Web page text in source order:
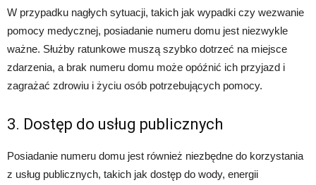
W przypadku nagłych sytuacji, takich jak wypadki czy wezwanie
pomocy medycznej, posiadanie numeru domu jest niezwykle
ważne. Służby ratunkowe muszą szybko dotrzeć na miejsce
zdarzenia, a brak numeru domu może opóźnić ich przyjazd i
zagrażać zdrowiu i życiu osób potrzebujących pomocy.
3. Dostęp do usług publicznych
Posiadanie numeru domu jest również niezbędne do korzystania
z usług publicznych, takich jak dostęp do wody, energii